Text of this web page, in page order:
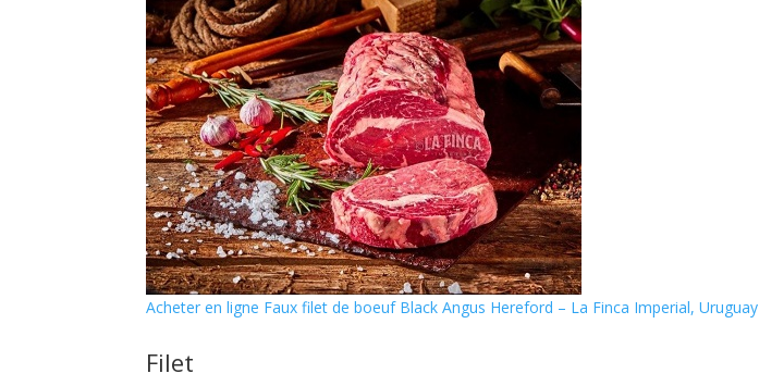
Acheter en ligne Faux filet de boeuf Black Angus Hereford – La Finca Imperial, Uruguay
Filet